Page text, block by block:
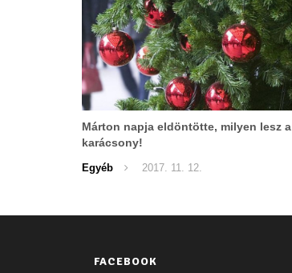
Márton napja eldöntötte, milyen lesz a
karácsony!
Egyéb 2017. 11. 12.
FACEBOOK